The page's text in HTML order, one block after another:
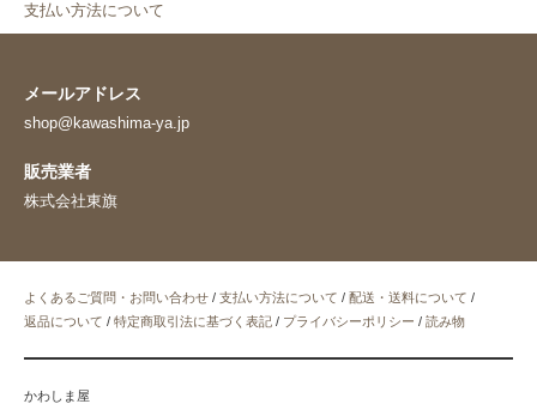
支払い方法について
メールアドレス
shop@kawashima-ya.jp
販売業者
株式会社東旗
よくあるご質問・お問い合わせ / 支払い方法について / 配送・送料について /
返品について / 特定商取引法に基づく表記 / プライバシーポリシー / 読み物
かわしま屋